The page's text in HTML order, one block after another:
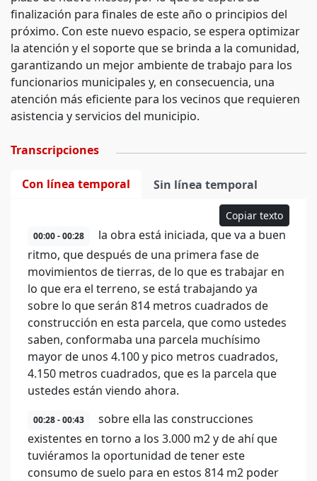
finalización para finales de este año o principios del
próximo. Con este nuevo espacio, se espera optimizar
la atención y el soporte que se brinda a la comunidad,
garantizando un mejor ambiente de trabajo para los
funcionarios municipales y, en consecuencia, una
atención más eficiente para los vecinos que requieren
asistencia y servicios del municipio.
Transcripciones
Con línea temporal Sin línea temporal
Copiar texto
00:00 - 00:28
la obra está iniciada, que va a buen
ritmo, que después de una primera fase de
movimientos de tierras, de lo que es trabajar en
lo que era el terreno, se está trabajando ya
sobre lo que serán 814 metros cuadrados de
construcción en esta parcela, que como ustedes
saben, conformaba una parcela muchísimo
mayor de unos 4.100 y pico metros cuadrados,
4.150 metros cuadrados, que es la parcela que
ustedes están viendo ahora.
00:28 - 00:43
sobre ella las construcciones
existentes en torno a los 3.000 m2 y de ahí que
tuviéramos la oportunidad de tener este
consumo de suelo para en estos 814 m2 poder